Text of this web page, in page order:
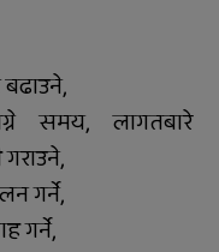
समय, लागतबारे
गर्ने,
गर्ने,